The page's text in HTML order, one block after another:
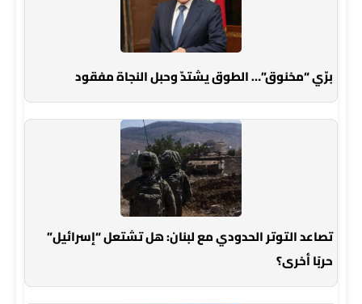
برّي “مخنوق”… الطوق يشتدّ وحبل النجاة مفقود
تصاعد التوتر الحدودي مع لبنان: هل تشتعل “إسرائيل”
حربًا أخرى؟